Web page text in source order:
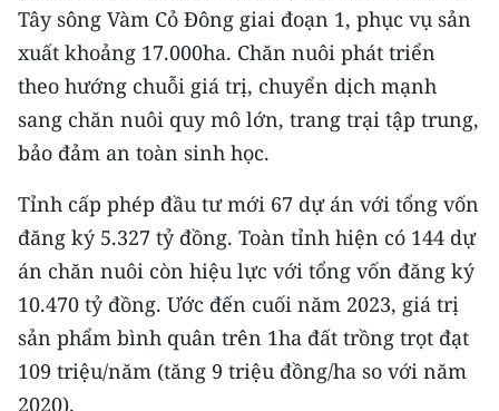
CÁC CHUYÊN TRANG
VỀ BÁO NHÂN DÂN
THỜI NAY
NHÂN DÂN CUỐI TUẦN
NHÂN DÂN HẰNG THÁNG
MUA BÁO
ĐỌC BÁO IN
Tây sông Vàm Cỏ Đông giai đoạn 1, phục vụ sản
xuất khoảng 17.000ha. Chăn nuôi phát triển
theo hướng chuỗi giá trị, chuyển dịch mạnh
sang chăn nuôi quy mô lớn, trang trại tập trung,
bảo đảm an toàn sinh học.
Tỉnh cấp phép đầu tư mới 67 dự án với tổng vốn
đăng ký 5.327 tỷ đồng. Toàn tỉnh hiện có 144 dự
án chăn nuôi còn hiệu lực với tổng vốn đăng ký
10.470 tỷ đồng. Ước đến cuối năm 2023, giá trị
sản phẩm bình quân trên 1ha đất trồng trọt đạt
109 triệu/năm (tăng 9 triệu đồng/ha so với năm
2020).